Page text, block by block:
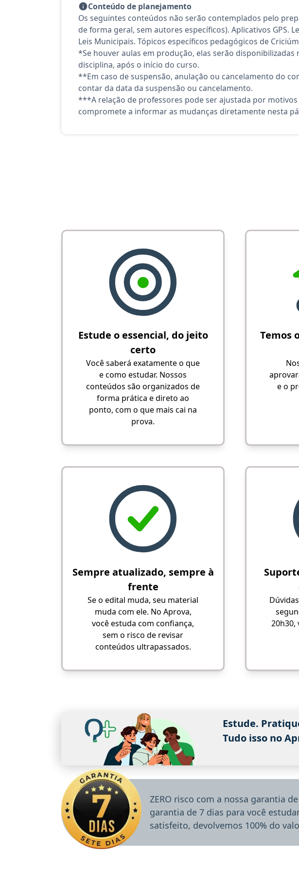
Conteúdo de planejamento
Os seguintes conteúdos não serão contemplados pelo
de forma geral, sem autores específicos). Aplicativos GPS.
Leis Municipais. Tópicos específicos pedagógicos de
*Se houver aulas em produção, elas serão
disciplina, após o início do curso.
**Em caso de suspensão, anulação ou cancelamento do
contar da data da suspensão ou cancelamento.
***A relação de professores pode ser ajustada por
compromete a informar as mudanças diretamente nesta
Estude o essencial, do jeito
certo
Você saberá exatamente o que
e como estudar. Nossos
conteúdos são organizados de
forma prática e direto ao
ponto, com o que mais cai na
prova.
Temos
e o
Sempre atualizado, sempre à
frente
Se o edital muda, seu material
muda com ele. No Aprova,
você estuda com confiança,
sem o risco de revisar
conteúdos ultrapassados.
20h30,
Estude.
Tudo isso no
ZERO risco com a nossa garantia
garantia de 7 dias para você
satisfeito, devolvemos 100% do